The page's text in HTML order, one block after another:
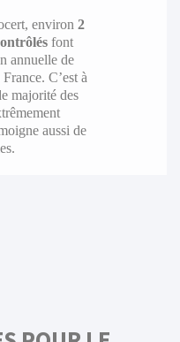
environ 2
font
annuelle de
C’est à
majorité des
aussi de